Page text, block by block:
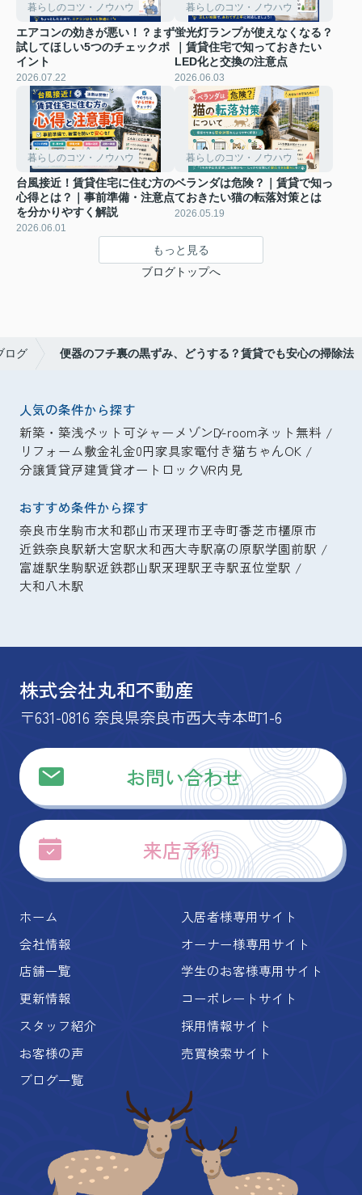
暮らしのコツ・ノウハウ
エアコンの効きが悪い！？まず
試してほしい5つのチェックポ
イント
2026.07.22
暮らしのコツ・ノウハウ
蛍光灯ランプが使えなくなる？
｜賃貸住宅で知っておきたい
LED化と交換の注意点
2026.06.03
暮らしのコツ・ノウハウ
台風接近！賃貸住宅に住む方の
心得とは？｜事前準備・注意点
を分かりやすく解説
2026.06.01
暮らしのコツ・ノウハウ
ベランダは危険？｜賃貸で知っ
ておきたい猫の転落対策とは
2026.05.19
もっと見る
ブログトップへ
ログ 便器のフチ裏の黒ずみ、どうする？賃貸でも安心の掃除法
人気の条件から探す
新築・築浅ペット可シャーメゾンD-roomネット無料
リフォーム敷金礼金0円家具家電付き猫ちゃんOK
分譲賃貸戸建賃貸オートロックVR内見
おすすめ条件から探す
奈良市生駒市大和郡山市天理市王寺町香芝市橿原市
近鉄奈良駅新大宮駅大和西大寺駅高の原駅学園前駅
富雄駅生駒駅近鉄郡山駅天理駅王寺駅五位堂駅
大和八木駅
株式会社丸和不動産
〒631-0816 奈良県奈良市西大寺本町1-6
お問い合わせ
来店予約
ホーム
会社情報
店舗一覧
更新情報
スタッフ紹介
お客様の声
ブログ一覧
入居者様専用サイト
オーナー様専用サイト
学生のお客様専用サイト
コーポレートサイト
採用情報サイト
売買検索サイト